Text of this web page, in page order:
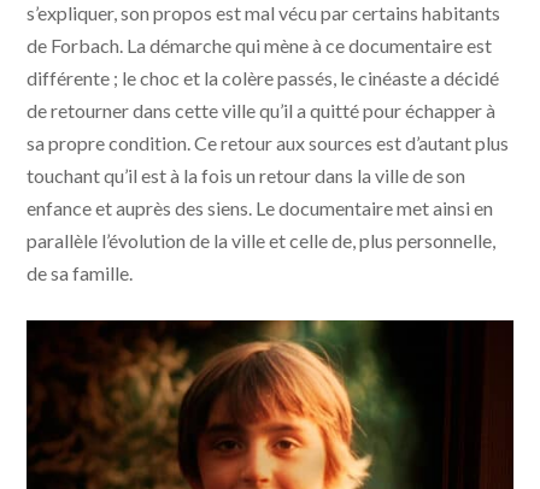
s’expliquer, son propos est mal vécu par certains habitants
de Forbach. La démarche qui mène à ce documentaire est
différente ; le choc et la colère passés, le cinéaste a décidé
de retourner dans cette ville qu’il a quitté pour échapper à
sa propre condition. Ce retour aux sources est d’autant plus
touchant qu’il est à la fois un retour dans la ville de son
enfance et auprès des siens. Le documentaire met ainsi en
parallèle l’évolution de la ville et celle de, plus personnelle,
de sa famille.